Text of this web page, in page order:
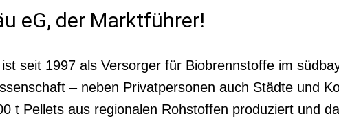
eG, der Marktführer!
seit 1997 als Versorger für Biobrennstoffe im
– neben Privatpersonen auch Städte und
t Pellets aus regionalen Rohstoffen produziert und